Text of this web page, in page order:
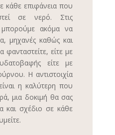
κάθε επιφάνεια που
σε νερό. Στις
μπορούμε ακόμα να
μηχανές καθώς και
φανταστείτε, είτε με
είτε με
Η αντιστοιχία
η καλύτερη που
μια δοκιμή θα σας
και σχέδιο σε κάθε